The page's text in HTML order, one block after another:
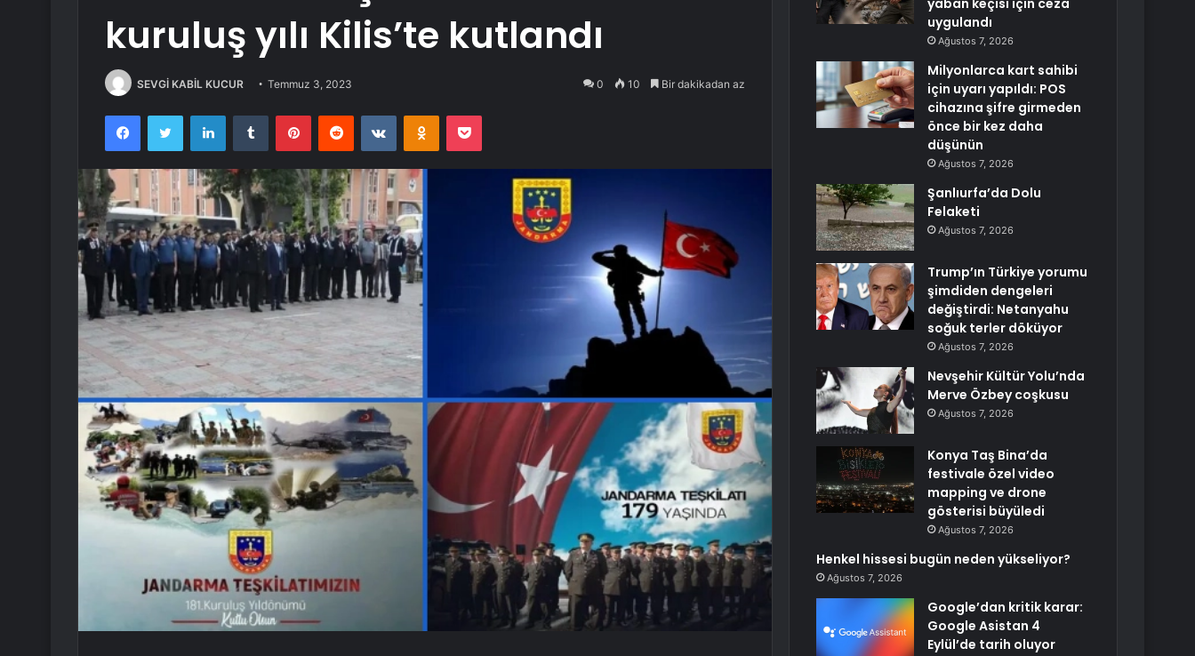
kuruluş yılı Kilis’te kutlandı
SEVGİ KABİL KUCUR Temmuz 3, 2023 0 10 Bir dakikadan az
FacebookTwitter LinkedInTumblr PinterestReddit VKontakteOdnoklassniki
Pocket
yaban keçisi için ceza
uygulandı
Ağustos 7, 2026
Milyonlarca kart sahibi
için uyarı yapıldı: POS
cihazına şifre girmeden
önce bir kez daha
düşünün
Ağustos 7, 2026
Şanlıurfa’da Dolu
Felaketi
Ağustos 7, 2026
Trump’ın Türkiye yorumu
şimdiden dengeleri
değiştirdi: Netanyahu
soğuk terler döküyor
Ağustos 7, 2026
Nevşehir Kültür Yolu’nda
Merve Özbey coşkusu
Ağustos 7, 2026
Konya Taş Bina’da
festivale özel video
mapping ve drone
gösterisi büyüledi
Ağustos 7, 2026
Henkel hissesi bugün neden yükseliyor?
Ağustos 7, 2026
Google’dan kritik karar:
Google Asistan 4
Eylül’de tarih oluyor